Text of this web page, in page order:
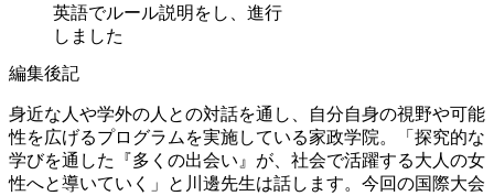
英語でルール説明をし、進行
しました
編集後記
身近な人や学外の人との対話を通し、自分自身の視野や可能
性を広げるプログラムを実施している家政学院。「探究的な
学びを通した『多くの出会い』が、社会で活躍する大人の女
性へと導いていく」と川邊先生は話します。今回の国際大会